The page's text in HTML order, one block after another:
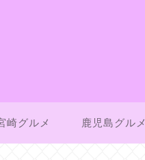
崎グルメ 鹿児島グルメ